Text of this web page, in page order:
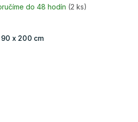
do 48 hodín (2 ks)
90 x 200 cm